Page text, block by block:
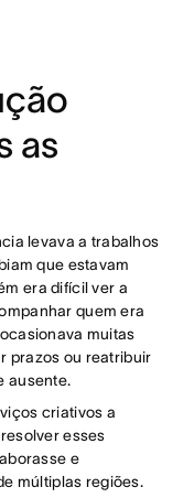
as
levava a trabalhos
que estavam
era difícil ver a
quem era
muitas
prazos ou reatribuir
ausente.
criativos a
esses
e
múltiplas regiões.